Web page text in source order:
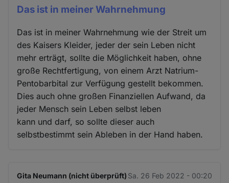
Das ist in meiner Wahrnehmung
Das ist in meiner Wahrnehmung wie der Streit um
des Kaisers Kleider, jeder der sein Leben nicht
mehr erträgt, sollte die Möglichkeit haben, ohne
große Rechtfertigung, von einem Arzt Natrium-
Pentobarbital zur Verfügung gestellt bekommen.
Dies auch ohne großen Finanziellen Aufwand, da
jeder Mensch sein Leben selbst leben
kann und darf, so sollte dieser auch
selbstbestimmt sein Ableben in der Hand haben.
Gita Neumann (nicht überprüft) Sa. 26 Feb 2022 - 00:20